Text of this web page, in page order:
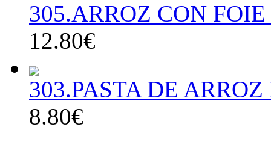
305.ARROZ CON
12.80€
303.PASTA DE
8.80€